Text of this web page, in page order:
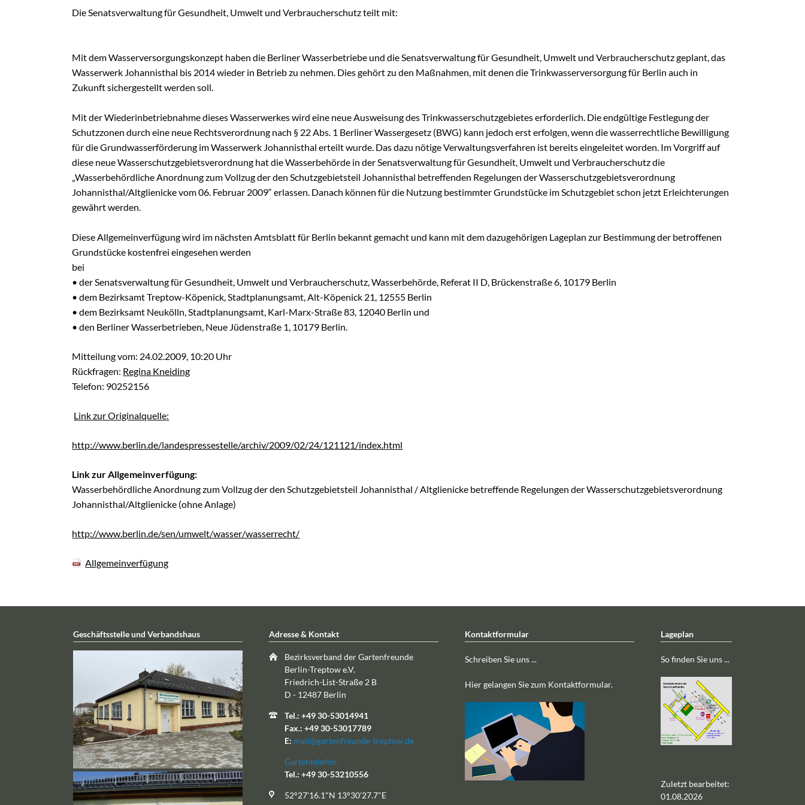
Wildbienenschaugarten Schöneweide
Veranstaltungen
Infomaterial
Kleingartentage
Grüne Dreieck Späthsfelde
Tram M 41
Argumentationen
Archiv
Links
Suche
Die Senatsverwaltung für Gesundheit, Umwelt und Verbraucherschutz teilt mit:
Mit dem Wasserversorgungskonzept haben die Berliner Wasserbetriebe und die Senatsverwaltung für Gesundheit, Umwelt und Verbraucherschutz geplant, das
Wasserwerk Johannisthal bis 2014 wieder in Betrieb zu nehmen. Dies gehört zu den Maßnahmen, mit denen die Trinkwasserversorgung für Berlin auch in
Zukunft sichergestellt werden soll.
Mit der Wiederinbetriebnahme dieses Wasserwerkes wird eine neue Ausweisung des Trinkwasserschutzgebietes erforderlich. Die endgültige Festlegung der
Schutzzonen durch eine neue Rechtsverordnung nach § 22 Abs. 1 Berliner Wassergesetz (BWG) kann jedoch erst erfolgen, wenn die wasserrechtliche Bewilligung
für die Grundwasserförderung im Wasserwerk Johannisthal erteilt wurde. Das dazu nötige Verwaltungsverfahren ist bereits eingeleitet worden. Im Vorgriff auf
diese neue Wasserschutzgebietsverordnung hat die Wasserbehörde in der Senatsverwaltung für Gesundheit, Umwelt und Verbraucherschutz die
„Wasserbehördliche Anordnung zum Vollzug der den Schutzgebietsteil Johannisthal betreffenden Regelungen der Wasserschutzgebietsverordnung
Johannisthal/Altglienicke vom 06. Februar 2009“ erlassen. Danach können für die Nutzung bestimmter Grundstücke im Schutzgebiet schon jetzt Erleichterungen
gewährt werden.
Diese Allgemeinverfügung wird im nächsten Amtsblatt für Berlin bekannt gemacht und kann mit dem dazugehörigen Lageplan zur Bestimmung der betroffenen
Grundstücke kostenfrei eingesehen werden
bei
• der Senatsverwaltung für Gesundheit, Umwelt und Verbraucherschutz, Wasserbehörde, Referat II D, Brückenstraße 6, 10179 Berlin
• dem Bezirksamt Treptow-Köpenick, Stadtplanungsamt, Alt-Köpenick 21, 12555 Berlin
• dem Bezirksamt Neukölln, Stadtplanungsamt, Karl-Marx-Straße 83, 12040 Berlin und
• den Berliner Wasserbetrieben, Neue Jüdenstraße 1, 10179 Berlin.
Mitteilung vom: 24.02.2009, 10:20 Uhr
Rückfragen: Regina Kneiding
Telefon: 90252156
Link zur Originalquelle:
http://www.berlin.de/landespressestelle/archiv/2009/02/24/121121/index.html
Link zur Allgemeinverfügung:
Wasserbehördliche Anordnung zum Vollzug der den Schutzgebietsteil Johannisthal / Altglienicke betreffende Regelungen der Wasserschutzgebietsverordnung
Johannisthal/Altglienicke (ohne Anlage)
http://www.berlin.de/sen/umwelt/wasser/wasserrecht/
Allgemeinverfügung
Geschäftsstelle und Verbandshaus Adresse & Kontakt
Bezirksverband der Gartenfreunde
Berlin-Treptow e.V.
Friedrich-List-Straße 2 B
D - 12487 Berlin
Tel.: +49 30-53014941
Fax.: +49 30-53017789
E: mail@gartenfreunde-treptow.de
Gartentelefon:
Tel.: +49 30-53210556
52°27'16.1"N 13°30'27.7"E
Kontaktformular
Schreiben Sie uns ...
Hier gelangen Sie zum Kontaktformular.
Lageplan
So finden Sie uns ...
Zuletzt bearbeitet:
01.08.2026